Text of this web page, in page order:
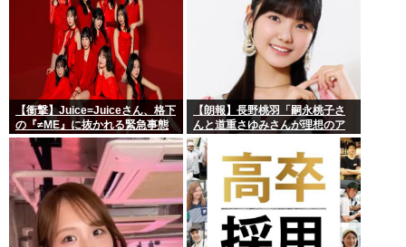
【衝撃】Juice=Juiceさん、格下
の『≠ME』に抜かれる緊急事態
ｗｗｗｗｗｗｗｗｗｗｗｗ
【朗報】長野桃羽「嗣永桃子さ
んと道重さゆみさんが理想のア
イドル像」